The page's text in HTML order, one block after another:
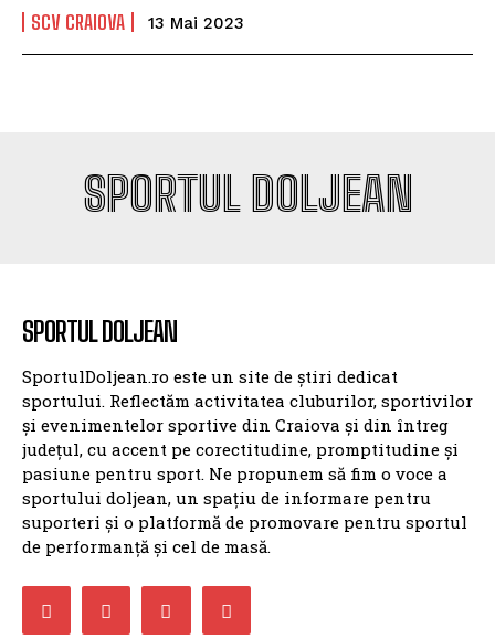
SCV CRAIOVA 13 Mai 2023
SPORTUL DOLJEAN
SPORTUL DOLJEAN
SportulDoljean.ro este un site de știri dedicat
sportului. Reflectăm activitatea cluburilor, sportivilor
și evenimentelor sportive din Craiova și din întreg
județul, cu accent pe corectitudine, promptitudine și
pasiune pentru sport. Ne propunem să fim o voce a
sportului doljean, un spațiu de informare pentru
suporteri și o platformă de promovare pentru sportul
de performanță și cel de masă.